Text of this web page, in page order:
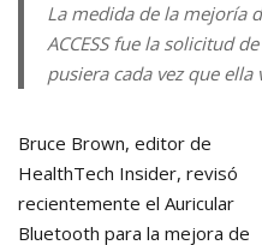
La medida de la mejoría
ACCESS fue la solicitud
pusiera cada vez que
Bruce Brown, editor de
HealthTech Insider, revisó
recientemente el Auricular
Bluetooth para la mejora de